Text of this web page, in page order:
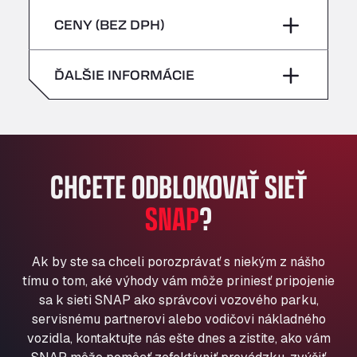
Bühlwiesenweg 15, 72221
All 4 Trucks
American Truck Wash
Av. des Etats-Unis 90, 6041
AP7 Salida 2, C/ Bassegoda, 4, 17700
Andamur Pamplona
A-15 Salida Imarcoain, 31119
Aut A1 Exit 385, 01207
Anglia Motel
Washway Road, PE12 8LT
Anpol Sp. z o.o.
Ul. Torunska 147, 85884
nedeľa –
piatok –
nedeľa –
CENY (BEZ DPH)
ĎALŠIE INFORMÁCIE
CHCETE ODBLOKOVAŤ SIEŤ
SNAP?
Ak by ste sa chceli porozprávať s niekým z nášho
tímu o tom, aké výhody vám môže priniesť pripojenie
sa k sieti SNAP ako správcovi vozového parku,
servisnému partnerovi alebo vodičovi nákladného
vozidla, kontaktujte nás ešte dnes a zistite, ako vám